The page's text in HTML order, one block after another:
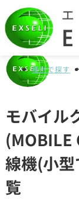
種別で探す
モバイル
(MOBILE
線機(小
覧